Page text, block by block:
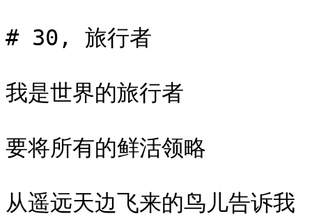
# 30, 旅行者
我是世界的旅行者
要将所有的鲜活领略
从遥远天边飞来的鸟儿告诉我